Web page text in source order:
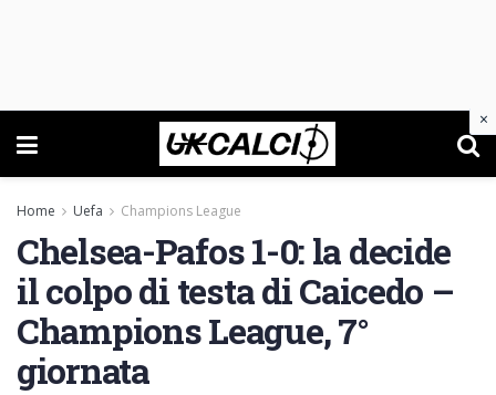
Home Uefa Champions League
Chelsea-Pafos 1-0: la decide
il colpo di testa di Caicedo –
Champions League, 7°
giornata
×